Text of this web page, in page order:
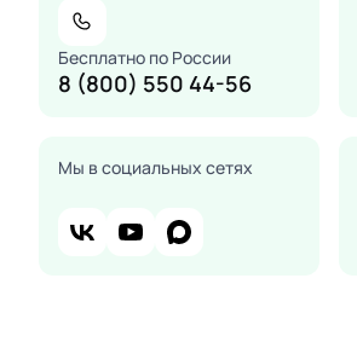
Бесплатно по России
8 (800) 550 44-56
Мы в социальных сетях